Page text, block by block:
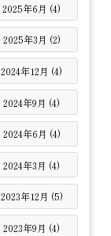
2025年6月 (4)
2025年3月 (2)
2024年12月 (4)
2024年9月 (4)
2024年6月 (4)
2024年3月 (4)
2023年12月 (5)
2023年9月 (4)